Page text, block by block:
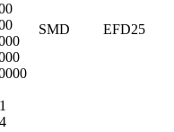
SMD EFD25